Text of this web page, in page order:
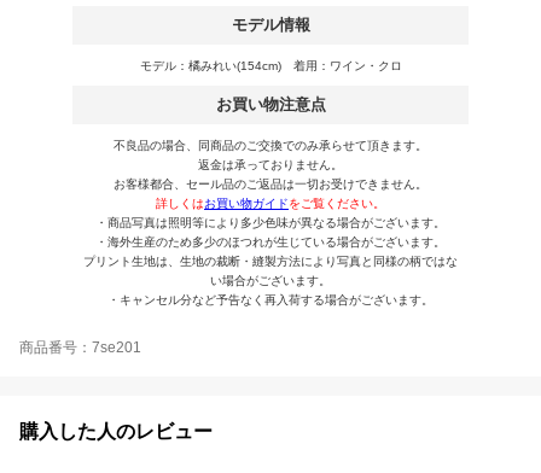
モデル情報
モデル：橘みれい(154cm) 着用：ワイン・クロ
お買い物注意点
不良品の場合、同商品のご交換でのみ承らせて頂きます。
返金は承っておりません。
お客様都合、セール品のご返品は一切お受けできません。
詳しくはお買い物ガイドをご覧ください。
・商品写真は照明等により多少色味が異なる場合がございます。
・海外生産のため多少のほつれが生じている場合がございます。
プリント生地は、生地の裁断・縫製方法により写真と同様の柄ではな
い場合がございます。
・キャンセル分など予告なく再入荷する場合がございます。
商品番号：7se201
購入した人のレビュー